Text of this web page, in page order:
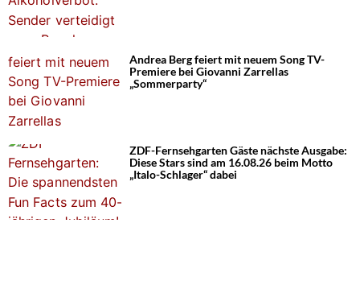
Andrea Berg feiert mit neuem Song TV-
Premiere bei Giovanni Zarrellas
„Sommerparty“
ZDF-Fernsehgarten Gäste nächste Ausgabe:
Diese Stars sind am 16.08.26 beim Motto
„Italo-Schlager“ dabei